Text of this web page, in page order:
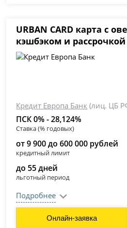
URBAN CARD карта с
кэшбэком и рассрочкой
Кредит Европа Банк (лиц. ЦБ
ПСК 0% - 28,124%
Ставка (% годовых)
от 9 900 до 600 000 рублей
кредитный лимит
до 55 дней
льготный период
Подробнее
Онлайн-заявка